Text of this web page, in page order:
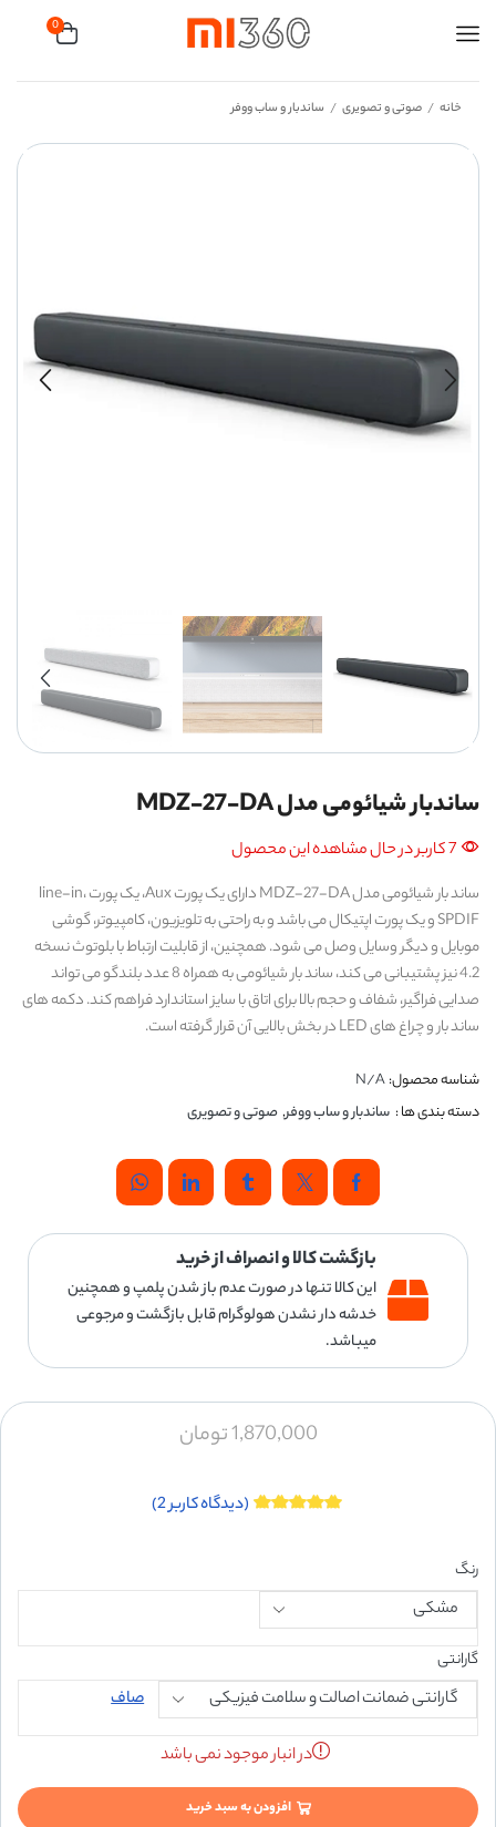
0
خانه / صوتی و تصویری / ساندبار و ساب ووفر
ساندبار شیائومی مدل MDZ-27-DA
7 کاربر در حال مشاهده این محصول
ساند بار شیائومی مدل MDZ-27-DA دارای یک پورت Aux، یک پورت line-in،
SPDIF و یک پورت اپتیکال می باشد و به راحتی به تلویزیون، کامپیوتر، گوشی
موبایل و دیگر وسایل وصل می شود. همچنین، از قابلیت ارتباط با بلوتوث نسخه
4.2 نیز پشتیبانی می کند، ساند بار شیائومی به همراه 8 عدد بلندگو می تواند
صدایی فراگیر، شفاف و حجم بالا برای اتاق با سایز استاندارد فراهم کند. دکمه های
ساند بار و چراغ های LED در بخش بالایی آن قرار گرفته است.
شناسه محصول:N/A
دسته بندی ها : ساندبار و ساب ووفر,صوتی و تصویری
بازگشت کالا و انصراف از خرید
این کالا تنها در صورت عدم باز شدن پلمپ و همچنین
خدشه دار نشدن هولوگرام قابل بازگشت و مرجوعی
میباشد.
1,870,000تومان
(دیدگاه کاربر2
)
رنگ
گارانتی
صاف
در انبار موجود نمی باشد
افزودن به سبد خرید